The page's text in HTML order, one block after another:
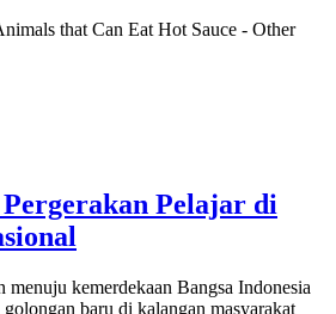
that Can Eat Hot Sauce - Other
Pelajar di
menuju kemerdekaan Bangsa Indonesia
baru di kalangan masyarakat